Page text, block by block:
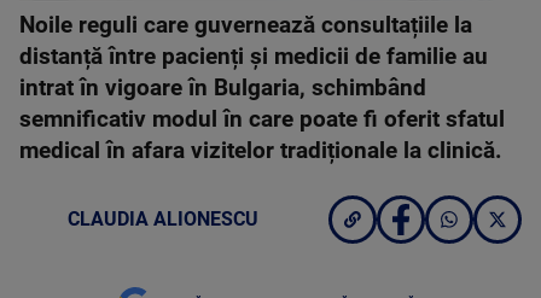
Noile reguli care guvernează consultațiile la
distanță între pacienți și medicii de familie au
intrat în vigoare în Bulgaria, schimbând
semnificativ modul în care poate fi oferit sfatul
medical în afara vizitelor tradiționale la clinică.
CLAUDIA ALIONESCU